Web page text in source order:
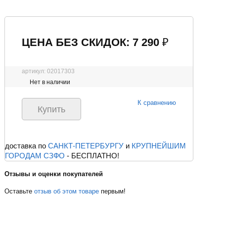
ЦЕНА БЕЗ СКИДОК: 7 290 ₽
артикул: 02017303
Нет в наличии
К сравнению
доставка по САНКТ-ПЕТЕРБУРГУ и КРУПНЕЙШИМ
ГОРОДАМ СЗФО - БЕСПЛАТНО!
Отзывы и оценки покупателей
Оставьте отзыв об этом товаре первым!